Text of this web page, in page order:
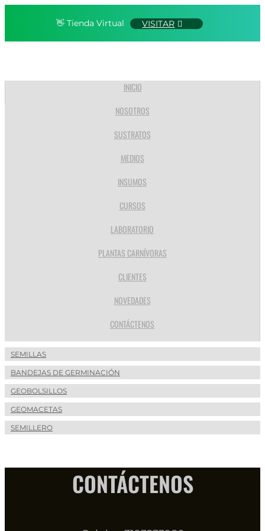
👋 Tienda Virtual VISITAR
INICIO
NOSOTROS
SUSTRATOS
MEDIOS
INSUMOS
CURSOS
LABORATORIO
PLANTAS CARNÍVORAS
CLIENTES
NOVEDADES
CONTÁCTENOS
SEMILLAS
BANDEJAS DE GERMINACIÓN
GEOBOLSILLOS
GEOMACETAS
SEMILLERO
CONTÁCTENOS